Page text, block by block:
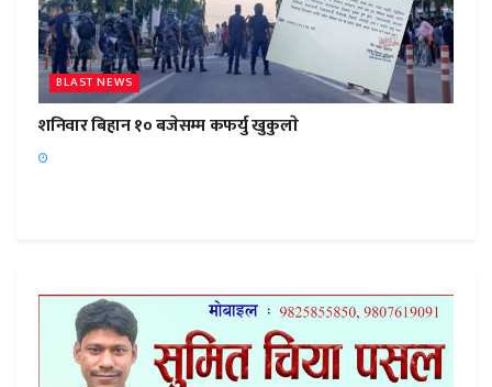
BLAST NEWS
शनिवार बिहान १० बजेसम्म कफर्यु खुकुलाे